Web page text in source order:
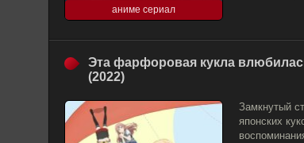
аниме сериал
Эта фарфоровая кукла
(2022)
Замкнутый
японских